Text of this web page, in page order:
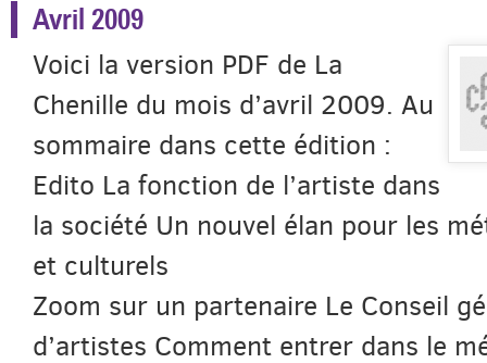
Avril 2009
Voici la version PDF de La
Chenille du mois d’avril 2009. Au
sommaire dans cette édition :
Edito La fonction de l’artiste dans
la société Un nouvel élan pour les
et culturels
Zoom sur un partenaire Le Conseil
d’artistes Comment entrer dans le